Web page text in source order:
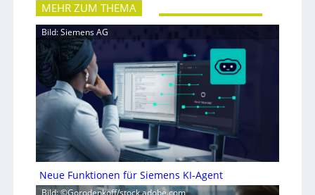
MEHR ZUM THEMA
Bild: Siemens AG
Neue Funktionen für Siemens KI-Agent